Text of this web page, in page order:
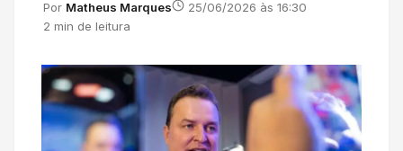
Por Matheus Marques
25/06/2026 às 16:30
2 min de leitura